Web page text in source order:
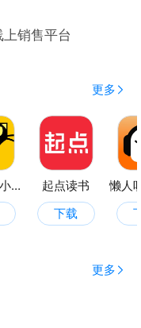
销售平台
更多
七猫免费小说 起点读书
下载
更多